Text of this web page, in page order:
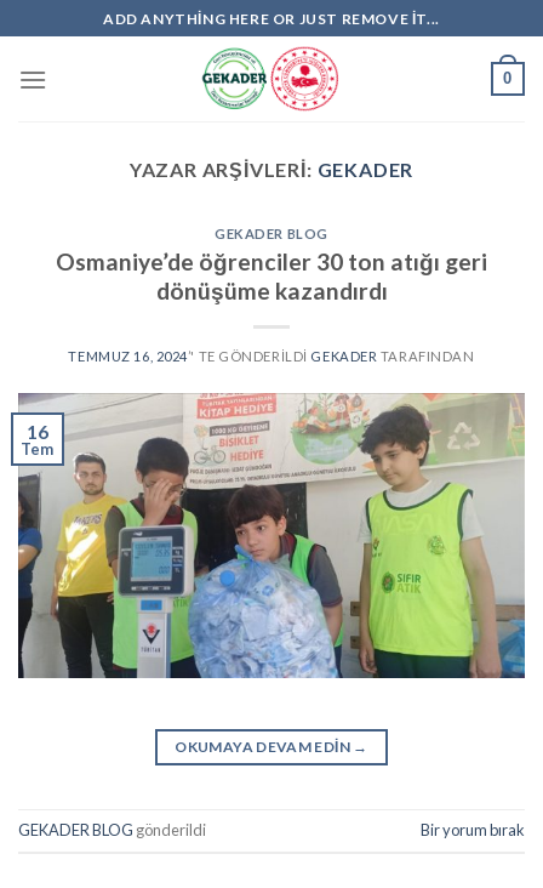
to
content
ADD ANYTHING HERE OR JUST REMOVE IT...
0
YAZAR ARŞIVLERI: GEKADER
GEKADER BLOG
Osmaniye’de öğrenciler 30 ton atığı geri
dönüşüme kazandırdı
TEMMUZ 16, 2024’' TE GÖNDERILDI GEKADER TARAFINDAN
16
Tem
OKUMAYA DEVAM EDIN →
GEKADER BLOG gönderildi Bir yorum bırak